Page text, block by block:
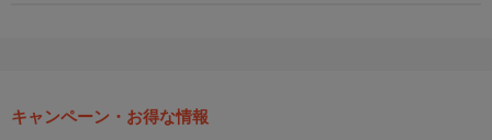
キャンペーン・お得な情報